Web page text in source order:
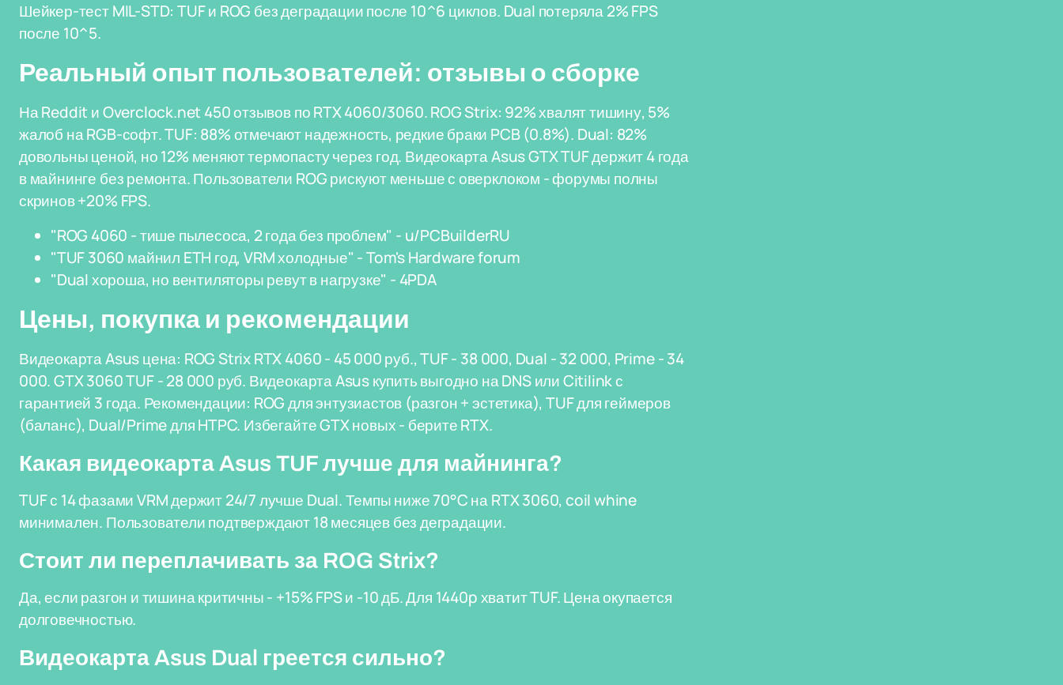
Шейкер-тест MIL-STD: TUF и ROG без деградации после 10^6 циклов. Dual потеряла 2% FPS
после 10^5.
Реальный опыт пользователей: отзывы о сборке
На Reddit и Overclock.net 450 отзывов по RTX 4060/3060. ROG Strix: 92% хвалят тишину, 5%
жалоб на RGB-софт. TUF: 88% отмечают надежность, редкие браки PCB (0.8%). Dual: 82%
довольны ценой, но 12% меняют термопасту через год. Видеокарта Asus GTX TUF держит 4 года
в майнинге без ремонта. Пользователи ROG рискуют меньше с оверклоком - форумы полны
скринов +20% FPS.
"ROG 4060 - тише пылесоса, 2 года без проблем" - u/PCBuilderRU
"TUF 3060 майнил ETH год, VRM холодные" - Tom's Hardware forum
"Dual хороша, но вентиляторы ревут в нагрузке" - 4PDA
Цены, покупка и рекомендации
Видеокарта Asus цена: ROG Strix RTX 4060 - 45 000 руб., TUF - 38 000, Dual - 32 000, Prime - 34
000. GTX 3060 TUF - 28 000 руб. Видеокарта Asus купить выгодно на DNS или Citilink с
гарантией 3 года. Рекомендации: ROG для энтузиастов (разгон + эстетика), TUF для геймеров
(баланс), Dual/Prime для HTPC. Избегайте GTX новых - берите RTX.
Какая видеокарта Asus TUF лучше для майнинга?
TUF с 14 фазами VRM держит 24/7 лучше Dual. Темпы ниже 70°C на RTX 3060, coil whine
минимален. Пользователи подтверждают 18 месяцев без деградации.
Стоит ли переплачивать за ROG Strix?
Да, если разгон и тишина критичны - +15% FPS и -10 дБ. Для 1440p хватит TUF. Цена окупается
долговечностью.
Видеокарта Asus Dual греется сильно?